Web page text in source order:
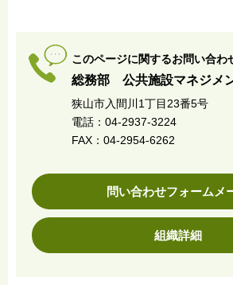
このページに関するお問い合わ
総務部 公共施設マネジメ
狭山市入間川1丁目23番5号
電話：04-2937-3224
FAX：04-2954-6262
問い合わせフォームメ
組織詳細